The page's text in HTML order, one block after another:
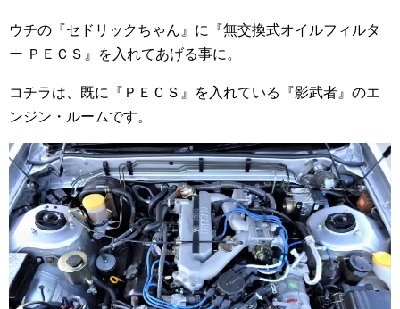
ウチの『セドリックちゃん』に『無交換式オイルフィルタ
ー ＰＥＣＳ』を入れてあげる事に。
コチラは、既に『ＰＥＣＳ』を入れている『影武者』のエ
ンジン・ルームです。